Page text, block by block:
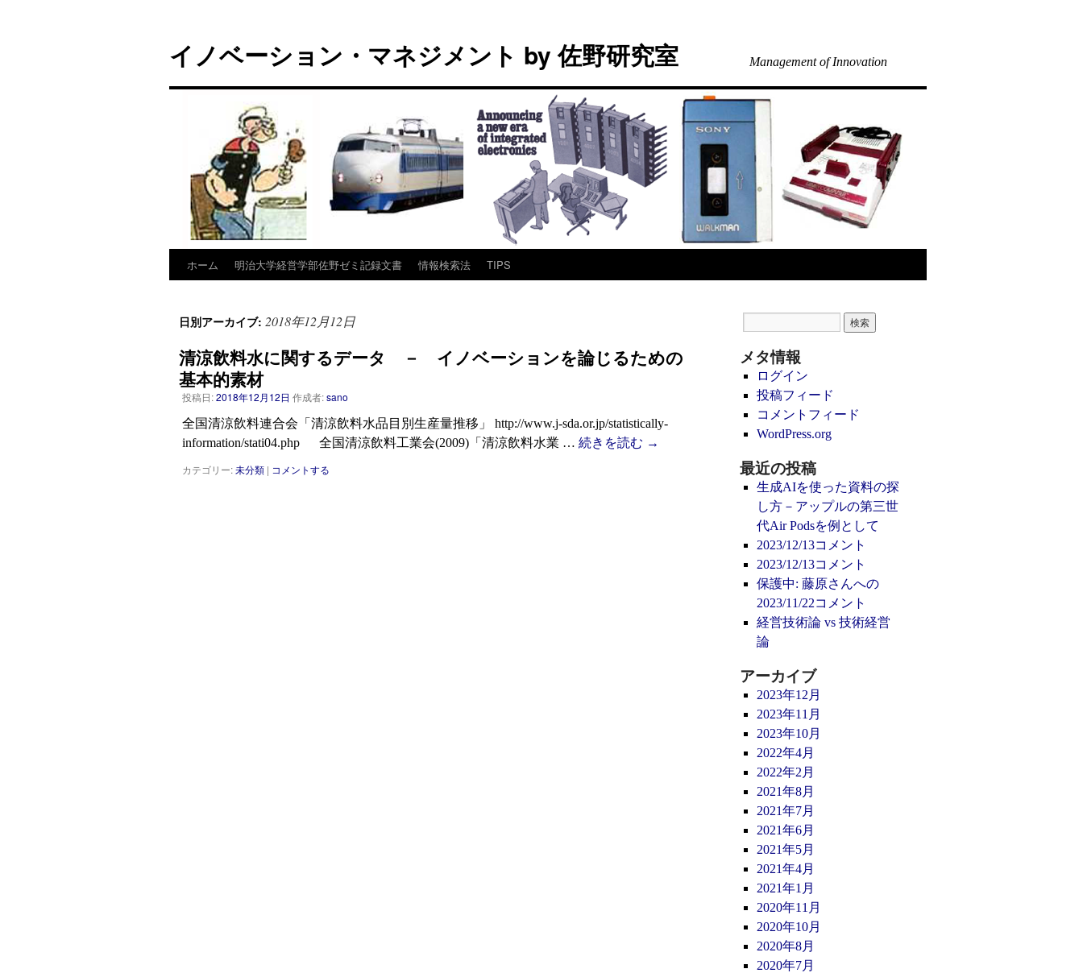
テ
イノベーション・マネジメント by 佐野研究室 Management of Innovation
ホーム 明治大学経営学部佐野ゼミ記録文書 情報検索法 TIPS
日別アーカイブ: 2018年12月12日
清涼飲料水に関するデータ － イノベーションを論じるための
基本的素材
投稿日:2018年12月12日 作成者:sano
全国清涼飲料連合会「清涼飲料水品目別生産量推移」 http://www.j-sda.or.jp/statistically-
information/stati04.php 全国清涼飲料工業会(2009)「清涼飲料水業 … 続きを読む →
カテゴリー:未分類 | コメントする
メタ情報
ログイン
投稿フィード
コメントフィード
WordPress.org
最近の投稿
生成AIを使った資料の探
し方－アップルの第三世
代Air Podsを例として
2023/12/13コメント
2023/12/13コメント
保護中: 藤原さんへの
2023/11/22コメント
経営技術論 vs 技術経営
論
アーカイブ
2023年12月
2023年11月
2023年10月
2022年4月
2022年2月
2021年8月
2021年7月
2021年6月
2021年5月
2021年4月
2021年1月
2020年11月
2020年10月
2020年8月
2020年7月